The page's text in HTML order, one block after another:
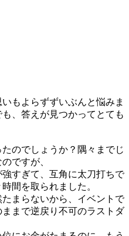
もよらずずいぶんと悩みま
、答えが見つかってとても
のでしょうか？隅々までじ
ですが、
すぎて、互角に太刀打ちで
間を取られました。
まらないから、イベントで
まで逆戻り不可のラストダ